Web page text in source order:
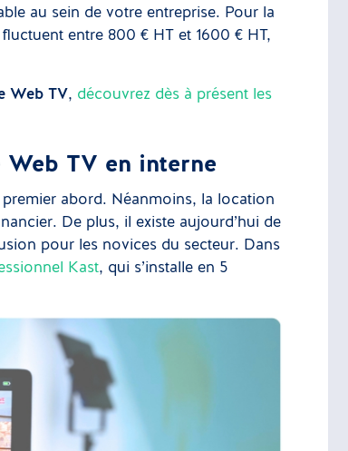
au sein de votre entreprise. Pour la
entre 800 € HT et 1600 € HT,
Web TV, découvrez dès à présent les
TV en interne
abord. Néanmoins, la location
De plus, il existe aujourd’hui de
pour les novices du secteur. Dans
Kast, qui s’installe en 5